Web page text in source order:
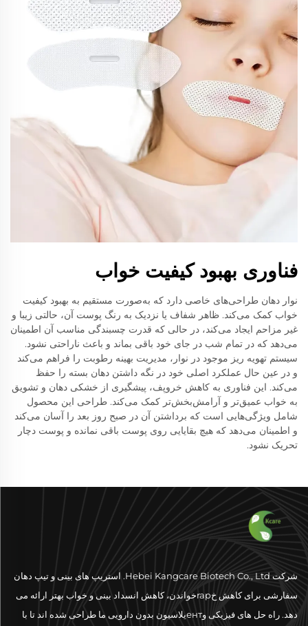
فناوری بهبود کیفیت خواب
نوار دهان طراحی‌های خاصی دارد که به‌صورت مستقیم به بهبود کیفیت
خواب کمک می‌کند. ظاهر شفاف یا نزدیک به رنگ پوست آن، حالتی زیبا و
غیر مزاحم ایجاد می‌کند، در حالی که قدرت چسبندگی مناسب آن اطمینان
می‌دهد که در تمام شب در جای خود باقی بماند و باعث ناراحتی نشود.
سیستم تهویه ریز موجود در نوار، مدیریت بهینه رطوبت را فراهم می‌کند
و در عین حال عملکرد اصلی خود در نگه داشتن دهان بسته را حفظ
می‌کند. این فناوری به کاهش خروپف، پیشگیری از خشکی دهان و تشویق
به خواب عمیق‌تر و آرامش‌بخش‌تر کمک می‌کند. طراحی این محصول
شامل ویژگی‌هایی است که برداشتن آن در صبح روز بعد را آسان می‌کند
و اطمینان می‌دهد که هیچ بقایایی روی پوست باقی نمانده و پوست دچار
تحریک نشود.
شرکت Hebei Kangcare Biotech Co., Ltd. استریپ های بینی و تیپ دهان
سفارشی برای کاهش خrapخواندن، کاهش انسداد بینی و خواب بهتر ارائه می
دهد. راه حل های فیزیکی وентیلاسیون بدون دارویی ما طراحی شده اند تا با